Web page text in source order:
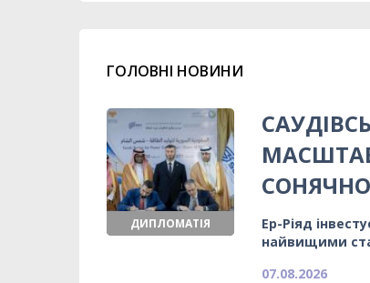
ГОЛОВНІ НОВИНИ
ДИПЛОМАТІЯ
Ер-Ріяд
найвищими
07.08.2026